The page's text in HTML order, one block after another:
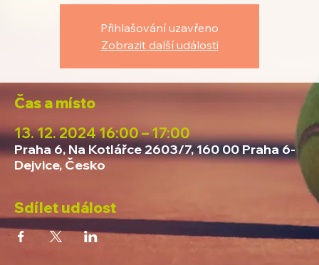
Přihlašování uzavřeno
Zobrazit další události
Čas a místo
13. 12. 2024 16:00 – 17:00
Praha 6, Na Kotlářce 2603/7, 160 00 Praha 6-
Dejvice, Česko
Sdílet událost